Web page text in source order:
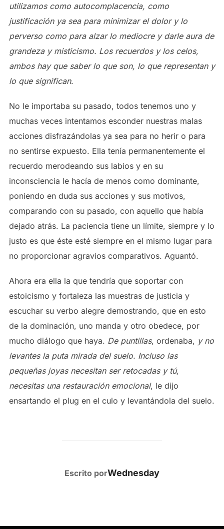
utilizamos como autocomplacencia, como
justificación ya sea para minimizar el dolor y lo
perverso como para alzar lo mediocre y darle aura de
grandeza y misticismo. Los recuerdos y los celos,
ambos hay que saber lo que son, lo que representan y
lo que significan.
No le importaba su pasado, todos tenemos uno y
muchas veces intentamos esconder nuestras malas
acciones disfrazándolas ya sea para no herir o para
no sentirse expuesto. Ella tenía permanentemente el
recuerdo merodeando sus labios y en su
inconsciencia le hacía de menos como dominante,
poniendo en duda sus acciones y sus motivos,
comparando con su pasado, con aquello que había
dejado atrás. La paciencia tiene un límite, siempre y lo
justo es que éste esté siempre en el mismo lugar para
no proporcionar agravios comparativos. Aguantó.
Ahora era ella la que tendría que soportar con
estoicismo y fortaleza las muestras de justicia y
escuchar su verbo alegre demostrando, que en esto
de la dominación, uno manda y otro obedece, por
mucho diálogo que haya. De puntillas, ordenaba, y no
levantes la puta mirada del suelo. Incluso las
pequeñas joyas necesitan ser retocadas y tú,
necesitas una restauración emocional, le dijo
ensartando el plug en el culo y levantándola del suelo.
AUTOR DE LA PUBLICACIÓN
Escrito porWednesday